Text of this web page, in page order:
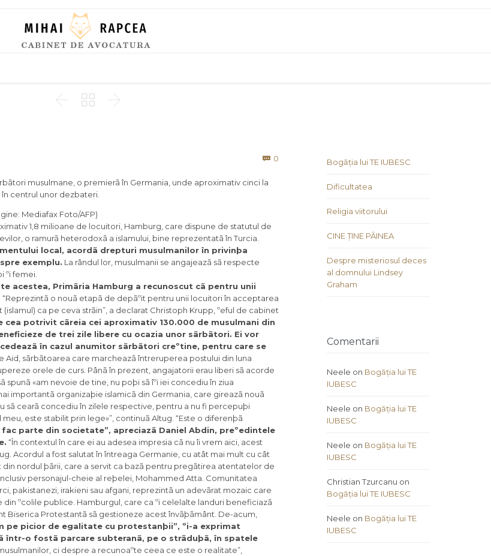
  
 0
musulmane, o premierã în Germania, unde aproximativ cinci la
centrul unor dezbateri.
Mediafax Foto/AFP)
1,8 milioane de locuitori, Hamburg, care dispune de statutul de
o ramurã heterodoxã a islamului, bine reprezentatã în Turcia.
local, acordã drepturi musulmanilor în privinþa
exemplu. La rândul lor, musulmanii se angajeazã sã respecte
ºi femei.
acestea, Primãria Hamburg a recunoscut cã pentru unii
“Reprezintã o nouã etapã de depãºit pentru unii locuitori în acceptarea
ca pe ceva strãin”, a declarat Christoph Krupp, ºeful de cabinet
cea potrivit cãreia cei aproximativ 130.000 de musulmani din
de trei zile libere cu ocazia unor sãrbãtori. Ei vor
în cazul anumitor sãrbãtori creºtine, pentru care se
Aid, sãrbãtoarea care marcheazã întreruperea postului din luna
orele de curs. Pânã în prezent, angajatorii erau liberi sã acorde
«am nevoie de tine, nu poþi sã îºi iei concediu în ziua
importantã organizaþie islamicã din Germania, care gireazã nouã
sã cearã concediu în zilele respective, pentru a nu fi percepuþi
este stabilit prin lege»”, continuã Altug. “Este o diferenþã
parte din societate”, apreciazã Daniel Abdin, preºedintele
“În contextul în care ei au adesea impresia cã nu îi vrem aici, acest
Acordul a fost salutat în întreaga Germanie, cu atât mai mult cu cât
nordul þãrii, care a servit ca bazã pentru pregãtirea atentatelor de
personajul-cheie al reþelei, Mohammed Atta. Comunitatea
pakistanezi, irakieni sau afgani, reprezintã un adevãrat mozaic care
ºcolile publice. Hamburgul, care ca ºi celelalte landuri beneficiazã
Protestantã sã gestioneze acest învãþãmânt. De-acum,
pe picior de egalitate cu protestanþii”, ºi-a exprimat
într-o fostã parcare subteranã, pe o strãduþã, în spatele
ci despre a recunoaºte ceea ce este o realitate”,
Bogăția lui TE IUBESC
Dificultatea
Religia viitorului
CINE ȚINE PÂINEA
Despre misteriosul deces
al domnului Lindsey
Graham
Comentarii
Neele on Bogăția lui TE
IUBESC
Neele on Bogăția lui TE
IUBESC
Neele on Bogăția lui TE
IUBESC
Christian Tzurcanu on
Bogăția lui TE IUBESC
Neele on Bogăția lui TE
IUBESC